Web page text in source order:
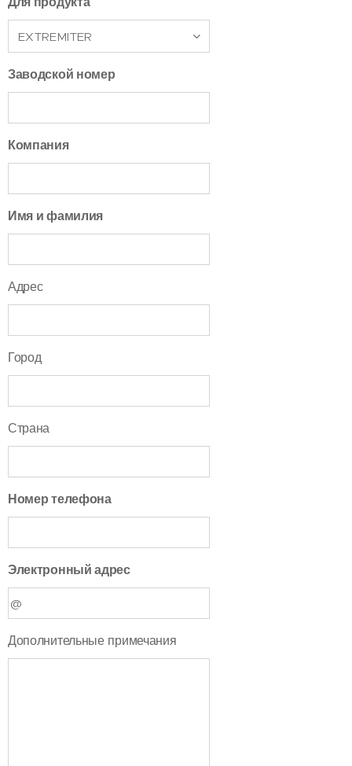
Заводской номер
Компания
Имя и фамилия
Адрес
Город
Страна
Номер телефона
Электронный адрес
Дополнительные примечания